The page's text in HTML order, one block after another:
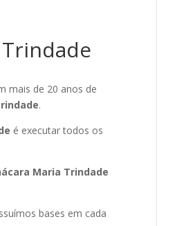
mais de 20 anos de
.
é executar todos os
Maria Trindade
bases em cada